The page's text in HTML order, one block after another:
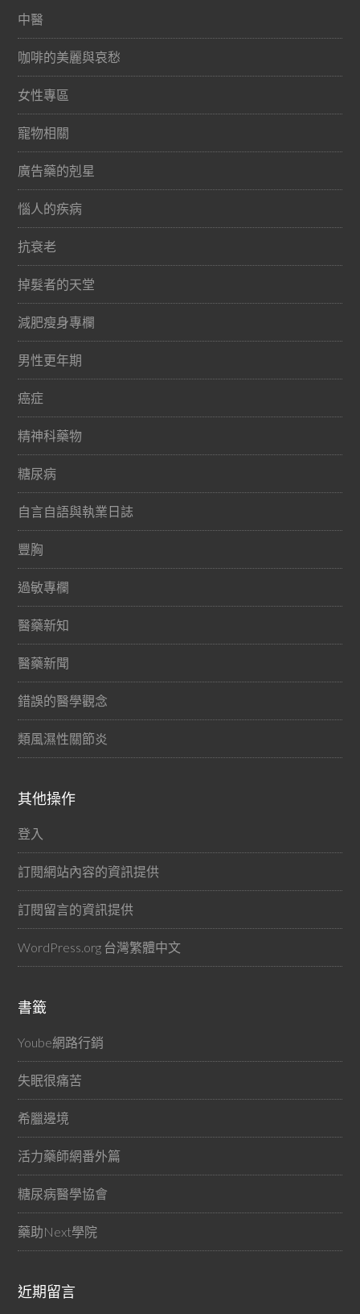
中醫
咖啡的美麗與哀愁
女性專區
寵物相關
廣告藥的剋星
惱人的疾病
抗衰老
掉髮者的天堂
減肥瘦身專欄
男性更年期
癌症
精神科藥物
糖尿病
自言自語與執業日誌
豐胸
過敏專欄
醫藥新知
醫藥新聞
錯誤的醫學觀念
類風濕性關節炎
其他操作
登入
訂閱網站內容的資訊提供
訂閱留言的資訊提供
WordPress.org 台灣繁體中文
書籤
Yoube網路行銷
失眠很痛苦
希臘邊境
活力藥師網番外篇
糖尿病醫學協會
藥助Next學院
近期留言